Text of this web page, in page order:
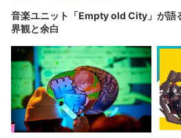
音楽ユニット「Empty old City」が語
界観と余白